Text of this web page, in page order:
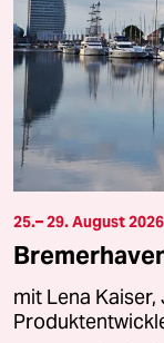
25.– 29. August 2026
mit Lena